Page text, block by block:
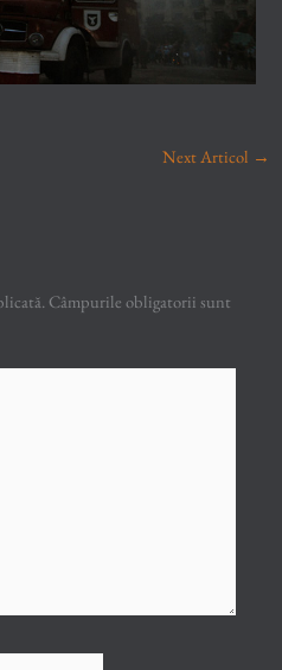
Next Articol →
Câmpurile obligatorii sunt